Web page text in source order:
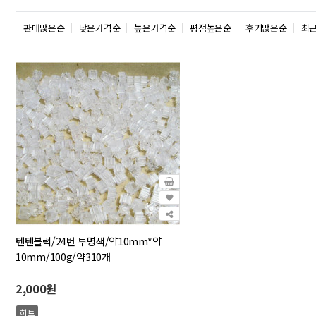
판매많은순 낮은가격순 높은가격순 평점높은순 후기많은순 최
텐텐블럭/24번 투명색/약10mm*약
10mm/100g/약310개
2,000원
히트